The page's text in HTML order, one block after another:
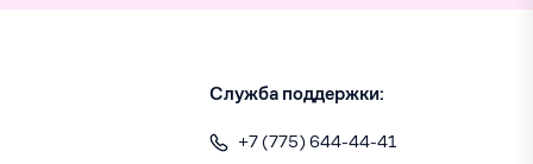
Служба поддержки:
+7 (775) 644-44-41